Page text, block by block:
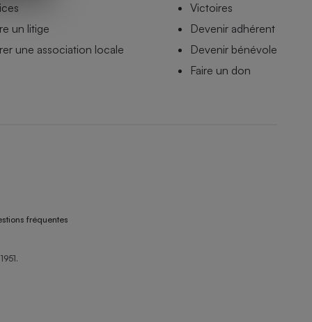
un litige
une association locale
Victoires
Devenir adhérent
Devenir bénévole
Faire un don
fréquentes